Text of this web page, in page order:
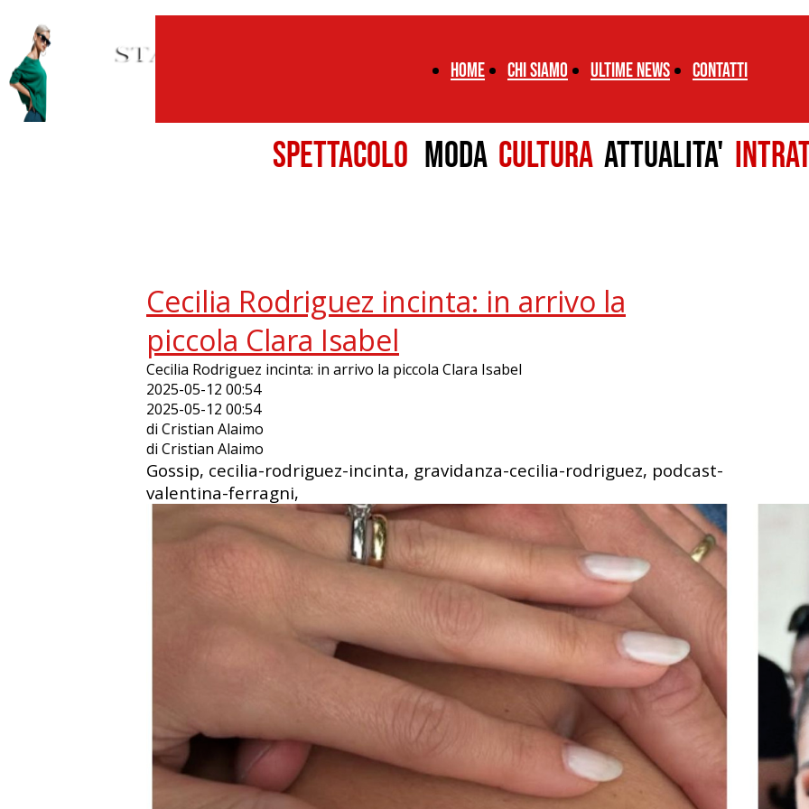
Home chi siamo ultime news CONTATTI
SPETTACOLO MODA CULTURA ATTUALITA'
Cecilia Rodriguez incinta: in arrivo la
piccola Clara Isabel
Cecilia Rodriguez incinta: in arrivo la piccola Clara Isabel
2025-05-12 00:54
2025-05-12 00:54
di Cristian Alaimo
di Cristian Alaimo
Gossip, cecilia-rodriguez-incinta, gravidanza-cecilia-rodriguez, podcast-
valentina-ferragni,